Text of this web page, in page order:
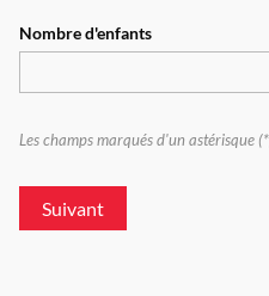
Nombre d'enfants
Les champs marqués d'un astérisque
Suivant